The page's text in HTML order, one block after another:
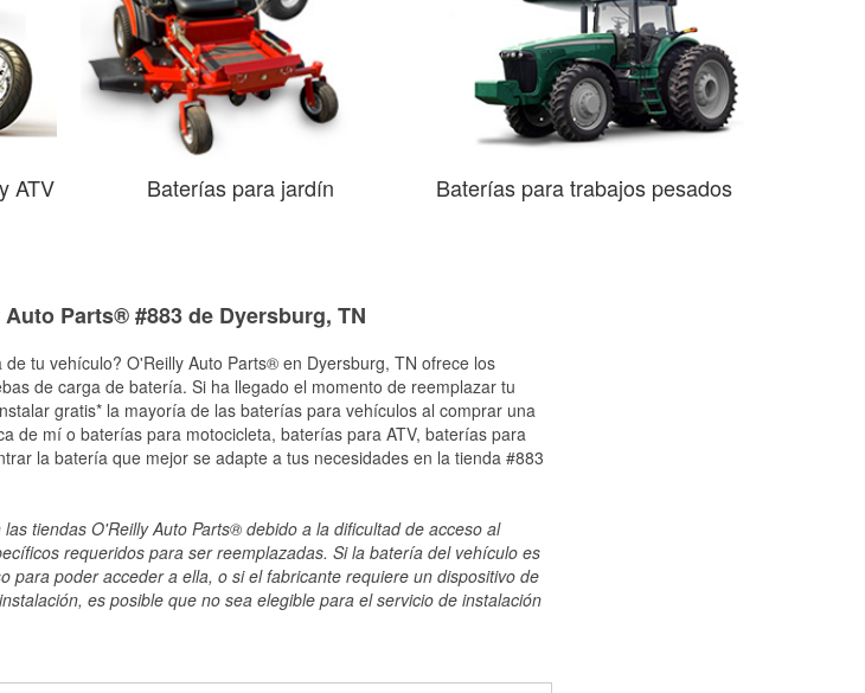
ATV Baterías para jardín Baterías para trabajos pesados
Parts® #883 de Dyersburg, TN
tu vehículo? O'Reilly Auto Parts® en Dyersburg, TN ofrece los
de carga de batería. Si ha llegado el momento de reemplazar tu
gratis* la mayoría de las baterías para vehículos al comprar una
de mí o baterías para motocicleta, baterías para ATV, baterías para
la batería que mejor se adapte a tus necesidades en la tienda #883
tiendas O'Reilly Auto Parts® debido a la dificultad de acceso al
requeridos para ser reemplazadas. Si la batería del vehículo es
para poder acceder a ella, o si el fabricante requiere un dispositivo de
es posible que no sea elegible para el servicio de instalación